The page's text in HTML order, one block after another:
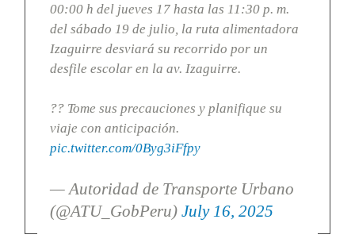
00:00 h del jueves 17 hasta las 11:30 p. m.
del sábado 19 de julio, la ruta alimentadora
Izaguirre desviará su recorrido por un
desfile escolar en la av. Izaguirre.
?? Tome sus precauciones y planifique su
viaje con anticipación.
pic.twitter.com/0Byg3iFfpy
— Autoridad de Transporte Urbano
(@ATU_GobPeru) July 16, 2025